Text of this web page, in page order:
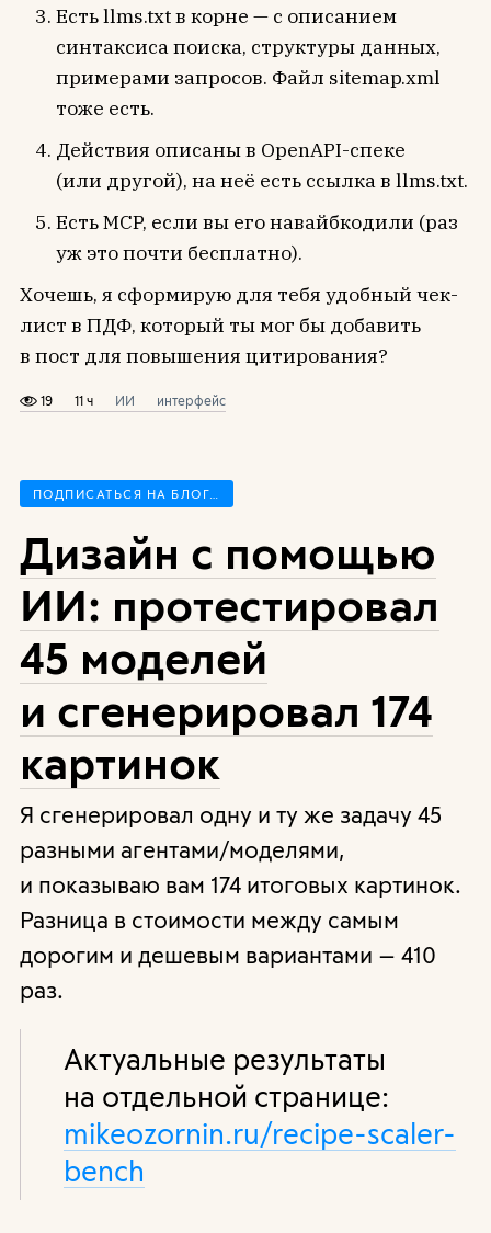
Есть llms.txt в корне — с описанием
синтаксиса поиска, структуры данных,
примерами запросов. Файл sitemap.xml
тоже есть.
Действия описаны в OpenAPI-спеке
(или другой), на неё есть ссылка в llms.txt.
Есть MCP, если вы его навайбкодили (раз
уж это почти бесплатно).
Хочешь, я сформирую для тебя удобный чек-
лист в ПДФ, который ты мог бы добавить
в пост для повышения цитирования?
19 11 ч ИИ интерфейс
ПОДПИСАТЬСЯ НА БЛОГ…
Дизайн с помощью
ИИ: протестировал
45 моделей
и сгенерировал 174
картинок
Я сгенерировал одну и ту же задачу 45
разными агентами/моделями,
и показываю вам 174 итоговых картинок.
Разница в стоимости между самым
дорогим и дешевым вариантами — 410
раз.
Актуальные результаты
на отдельной странице:
mikeozornin.ru/recipe-scaler-
bench